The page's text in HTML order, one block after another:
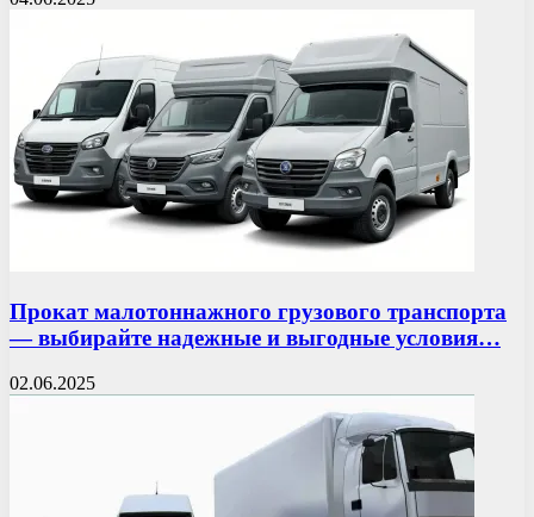
Прокат малотоннажного грузового транспорта
— выбирайте надежные и выгодные условия…
02.06.2025